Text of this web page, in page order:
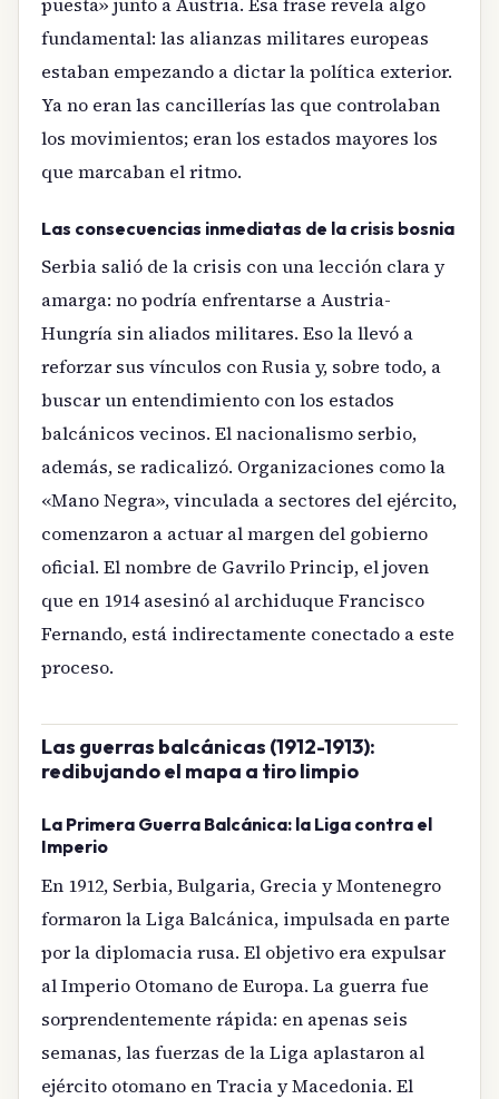
fundamental: las alianzas militares europeas
estaban empezando a dictar la política exterior.
Ya no eran las cancillerías las que controlaban
los movimientos; eran los estados mayores los
que marcaban el ritmo.
Las consecuencias inmediatas de la crisis bosnia
Serbia salió de la crisis con una lección clara y
amarga: no podría enfrentarse a Austria-
Hungría sin aliados militares. Eso la llevó a
reforzar sus vínculos con Rusia y, sobre todo, a
buscar un entendimiento con los estados
balcánicos vecinos. El nacionalismo serbio,
además, se radicalizó. Organizaciones como la
«Mano Negra», vinculada a sectores del ejército,
comenzaron a actuar al margen del gobierno
oficial. El nombre de Gavrilo Princip, el joven
que en 1914 asesinó al archiduque Francisco
Fernando, está indirectamente conectado a este
proceso.
Las guerras balcánicas (1912-1913):
redibujando el mapa a tiro limpio
La Primera Guerra Balcánica: la Liga contra el
Imperio
En 1912, Serbia, Bulgaria, Grecia y Montenegro
formaron la Liga Balcánica, impulsada en parte
por la diplomacia rusa. El objetivo era expulsar
al Imperio Otomano de Europa. La guerra fue
sorprendentemente rápida: en apenas seis
semanas, las fuerzas de la Liga aplastaron al
ejército otomano en Tracia y Macedonia. El